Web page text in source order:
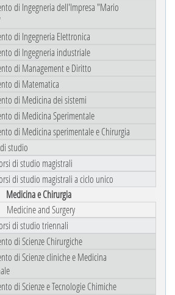
di Ingegneria dell'Impresa "Mario
di Ingegneria Elettronica
di Ingegneria industriale
di Management e Diritto
di Matematica
di Medicina dei sistemi
di Medicina Sperimentale
di Medicina sperimentale e Chirurgia
studio
di studio magistrali
di studio magistrali a ciclo unico
Medicina e Chirurgia
Medicine and Surgery
di studio triennali
di Scienze Chirurgiche
di Scienze cliniche e Medicina
di Scienze e Tecnologie Chimiche